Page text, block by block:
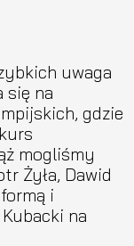
uwaga
się na
gdzie
mogliśmy
Żyła, Dawid
i
na